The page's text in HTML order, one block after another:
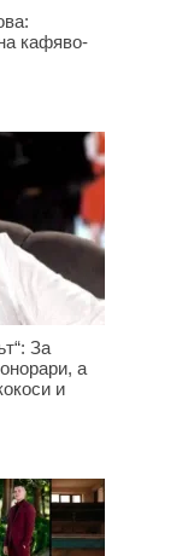
кафяво-
За
а
и